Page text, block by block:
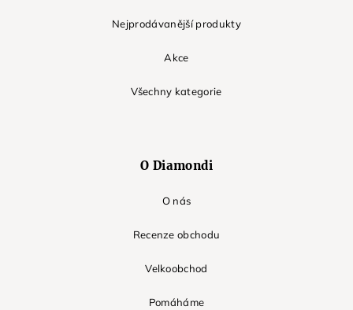
Nejprodávanější produkty
Akce
Všechny kategorie
O Diamondi
O nás
Recenze obchodu
Velkoobchod
Pomáháme